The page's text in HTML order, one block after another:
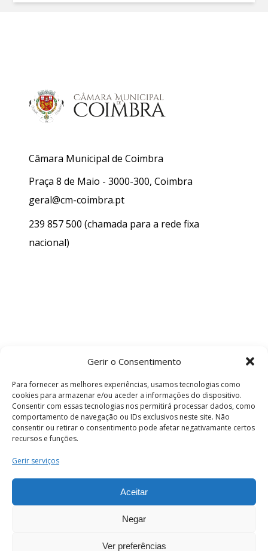
Gerir o Consentimento
Para fornecer as melhores experiências, usamos tecnologias como
cookies para armazenar e/ou aceder a informações do dispositivo.
Consentir com essas tecnologias nos permitirá processar dados, como
comportamento de navegação ou IDs exclusivos neste site. Não
consentir ou retirar o consentimento pode afetar negativamante certos
recursos e funções.
Gerir serviços
Aceitar
Negar
Ver preferências
Câmara Municipal de Coimbra
Praça 8 de Maio - 3000-300, Coimbra
geral@cm-coimbra.pt
239 857 500 (chamada para a rede fixa
nacional)
Termos e Condições
os direitos reservados.